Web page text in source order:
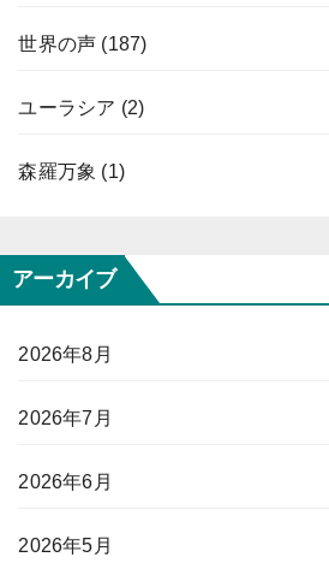
世界の声 (187)
ユーラシア (2)
森羅万象 (1)
アーカイブ
2026年8月
2026年7月
2026年6月
2026年5月